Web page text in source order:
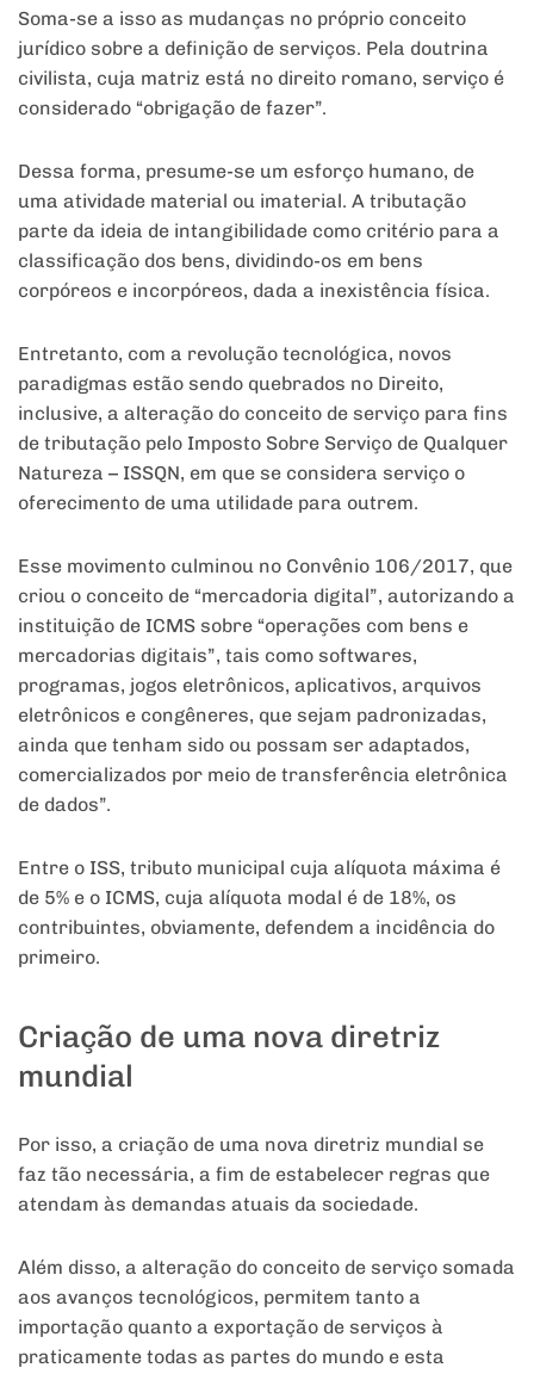
Soma-se a isso as mudanças no próprio conceito
jurídico sobre a definição de serviços. Pela doutrina
civilista, cuja matriz está no direito romano, serviço é
considerado “obrigação de fazer”.
Dessa forma, presume-se um esforço humano, de
uma atividade material ou imaterial. A tributação
parte da ideia de intangibilidade como critério para a
classificação dos bens, dividindo-os em bens
corpóreos e incorpóreos, dada a inexistência física.
Entretanto, com a revolução tecnológica, novos
paradigmas estão sendo quebrados no Direito,
inclusive, a alteração do conceito de serviço para fins
de tributação pelo Imposto Sobre Serviço de Qualquer
Natureza – ISSQN, em que se considera serviço o
oferecimento de uma utilidade para outrem.
Esse movimento culminou no Convênio 106/2017, que
criou o conceito de “mercadoria digital”, autorizando a
instituição de ICMS sobre “operações com bens e
mercadorias digitais”, tais como softwares,
programas, jogos eletrônicos, aplicativos, arquivos
eletrônicos e congêneres, que sejam padronizadas,
ainda que tenham sido ou possam ser adaptados,
comercializados por meio de transferência eletrônica
de dados”.
Entre o ISS, tributo municipal cuja alíquota máxima é
de 5% e o ICMS, cuja alíquota modal é de 18%, os
contribuintes, obviamente, defendem a incidência do
primeiro.
Criação de uma nova diretriz
mundial
Por isso, a criação de uma nova diretriz mundial se
faz tão necessária, a fim de estabelecer regras que
atendam às demandas atuais da sociedade.
Além disso, a alteração do conceito de serviço somada
aos avanços tecnológicos, permitem tanto a
importação quanto a exportação de serviços à
praticamente todas as partes do mundo e esta